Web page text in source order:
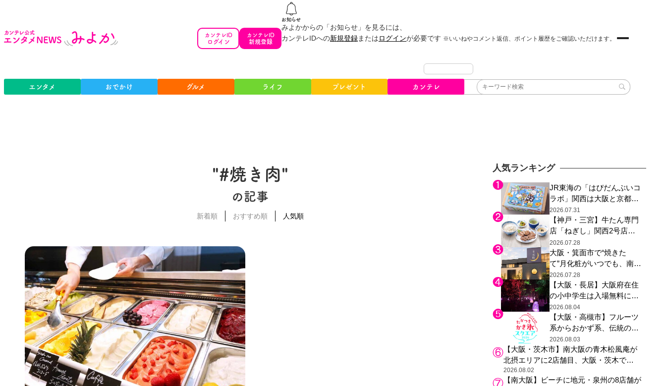
カンテレID
ログイン
カンテレID
新規登録
みよかからの「お知らせ」を見るには、
カンテレIDへの新規登録またはログインが必要です ※いいねやコメント返信、ポイント履歴をご確認いただけます。
エンタメ おでかけ グルメ ライフ プレゼント カンテレ
"#焼き肉"
の記事
新着順 おすすめ順 人気順
人気ランキング
JR東海の「はぴだんぶいコ
ラボ」関西は大阪と京都の
み、日焼けしたポチャッコ
らサンリオキャラが描かれ
た駅弁やグッズが登場
2026.07.31
【神戸・三宮】牛たん専門
店「ねぎし」関西2号店が
登場、ファンら「8月が待
ち遠しい」と早くから注目
2026.07.28
大阪・箕面市で“焼きた
て”月化粧がいつでも、南大
阪の青木松風庵が北摂エリ
アに初進出
2026.07.28
【大阪・長居】大阪府在住
の小中学生は入場無料に、
チームラボが「夏休みの自
由研究の課題に」と「ボタ
ニカルガーデン 大阪」へ招
待
2026.08.04
【大阪・高槻市】フルーツ
系からおかず系、伝統の天
然氷まで人気店が集結、高
槻阪急スクエアで「かき
氷」祭り
2026.08.03
【大阪・茨木市】南大阪の青木松風庵が
北摂エリアに2店舗目、大阪・茨木で
も“焼きたて”の月化粧が食べられる
2026.08.02
【南大阪】ビーチに地元・泉州の8店舗が